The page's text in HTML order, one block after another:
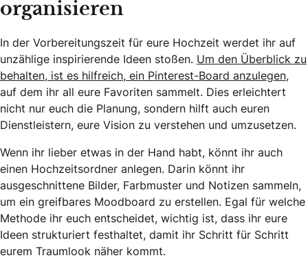
organisieren
In der Vorbereitungszeit für eure Hochzeit werdet ihr auf
unzählige inspirierende Ideen stoßen. Um den Überblick zu
behalten, ist es hilfreich, ein Pinterest-Board anzulegen,
auf dem ihr all eure Favoriten sammelt. Dies erleichtert
nicht nur euch die Planung, sondern hilft auch euren
Dienstleistern, eure Vision zu verstehen und umzusetzen.
Wenn ihr lieber etwas in der Hand habt, könnt ihr auch
einen Hochzeitsordner anlegen. Darin könnt ihr
ausgeschnittene Bilder, Farbmuster und Notizen sammeln,
um ein greifbares Moodboard zu erstellen. Egal für welche
Methode ihr euch entscheidet, wichtig ist, dass ihr eure
Ideen strukturiert festhaltet, damit ihr Schritt für Schritt
eurem Traumlook näher kommt.